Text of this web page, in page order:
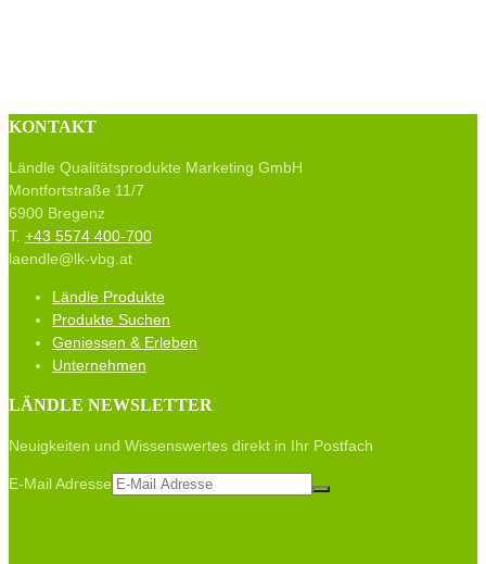
KONTAKT
Ländle Qualitätsprodukte Marketing GmbH
Montfortstraße 11/7
6900 Bregenz
T. +43 5574 400-700
laendle@lk-vbg.at
Ländle Produkte
Produkte Suchen
Geniessen & Erleben
Unternehmen
LÄNDLE NEWSLETTER
Neuigkeiten und Wissenswertes direkt in Ihr Postfach
E-Mail Adresse